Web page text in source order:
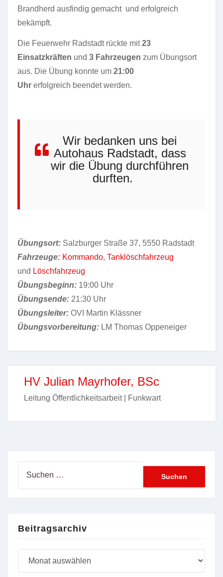
Brandherd ausfindig gemacht und erfolgreich
bekämpft.
Die Feuerwehr Radstadt rückte mit23
Einsatzkräften und 3 Fahrzeugen zum Übungsort
aus. Die Übung konnte um 21:00
Uhr erfolgreich beendet werden.
Wir bedanken uns bei
Autohaus Radstadt, dass
wir die Übung durchführen
durften.
Übungsort: Salzburger Straße 37, 5550 Radstadt
Fahrzeuge: Kommando, Tanklöschfahrzeug
und Löschfahrzeug
Übungsbeginn: 19:00 Uhr
Übungsende: 21:30 Uhr
Übungsleiter: OVI Martin Klässner
Übungsvorbereitung: LM Thomas Oppeneiger
HV Julian Mayrhofer, BSc
Leitung Öffentlichkeitsarbeit | Funkwart
Beitragsarchiv